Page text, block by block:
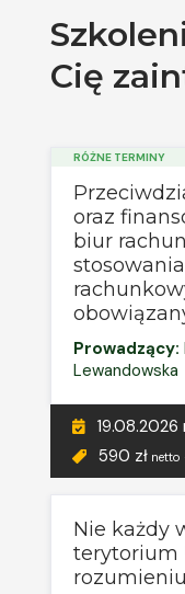
Cię
RÓŻNE TERMINY
oraz
biur
Prowadzący:
Lewandowska
19.08.2026
590 zł netto
Nie każdy
terytorium